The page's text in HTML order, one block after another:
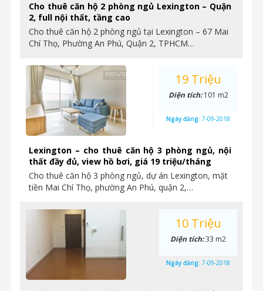
Cho thuê căn hộ 2 phòng ngủ Lexington – Quận
2, full nội thất, tầng cao
Cho thuê căn hộ 2 phòng ngủ tại Lexington – 67 Mai
Chí Thọ, Phường An Phú, Quận 2, TPHCM…
Lexington – cho thuê căn hộ 3 phòng ngủ, nội
thất đầy đủ, view hồ bơi, giá 19 triệu/tháng
Cho thuê căn hộ 3 phòng ngủ, dự án Lexington, mặt
tiền Mai Chí Thọ, phường An Phú, quận 2,…
19 Triệu
Diện tích:101 m2
Ngày đăng: 7-09-2018
10 Triệu
Diện tích:33 m2
Ngày đăng: 7-09-2018